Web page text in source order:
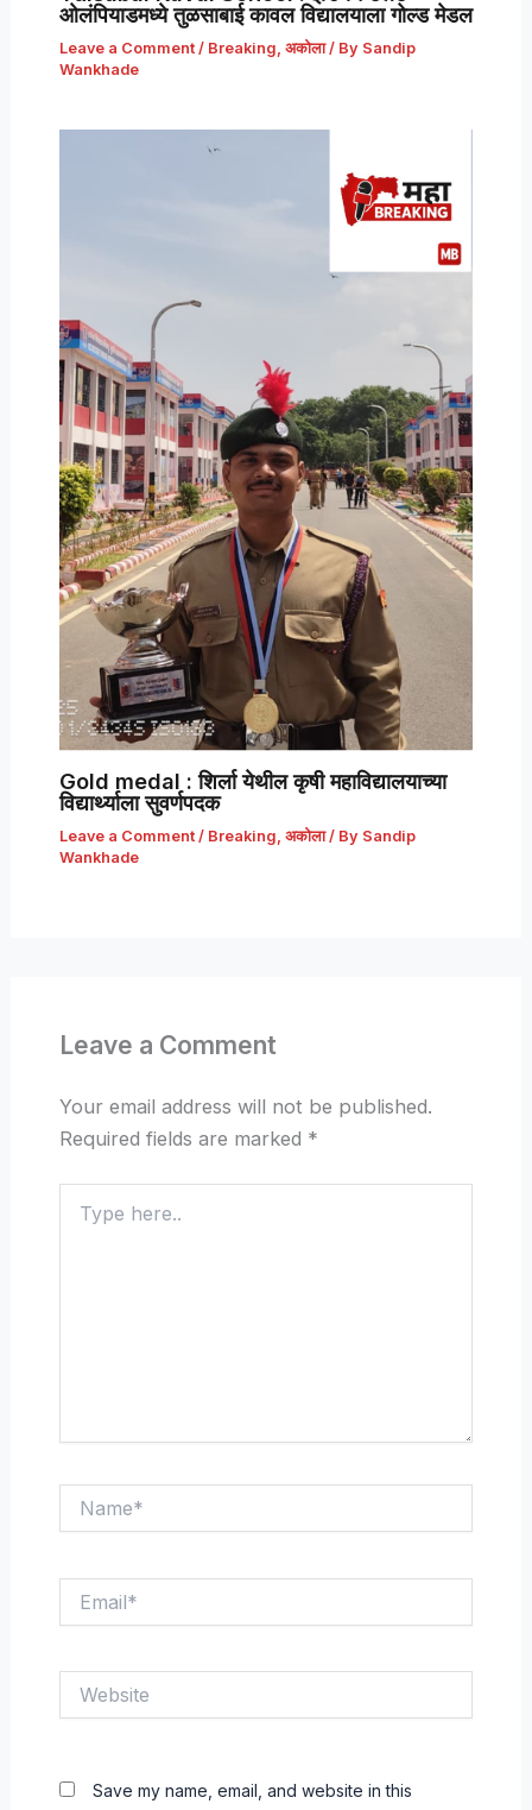
ओलंपियाडमध्ये तुळसाबाई कावल विद्यालयाला गोल्ड मेडल
Leave a Comment / Breaking अकोला/ By Sandip
Wankhade
Gold medal : शिर्ला येथील कृषी महाविद्यालयाच्या
विद्यार्थ्याला सुवर्णपदक
Leave a Comment / Breaking, अकोला/ By Sandip
Wankhade
Leave a Comment
Your email address will not be published.
Required fields are marked *
here..
Save my name, email, and website in this